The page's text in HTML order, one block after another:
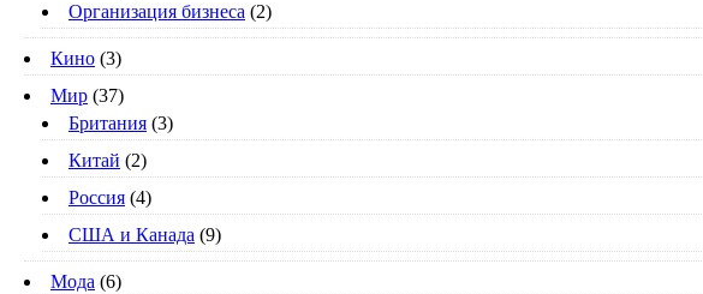
Организация бизнеса (2)
Кино (3)
Мир (37)
Британия (3)
Китай (2)
Россия (4)
США и Канада (9)
Мода (6)